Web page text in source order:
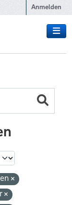
Anmelden